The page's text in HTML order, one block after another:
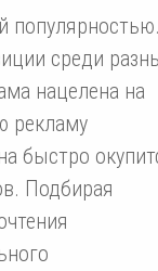
среди
нацелена на
рекламу
быстро
Подбирая